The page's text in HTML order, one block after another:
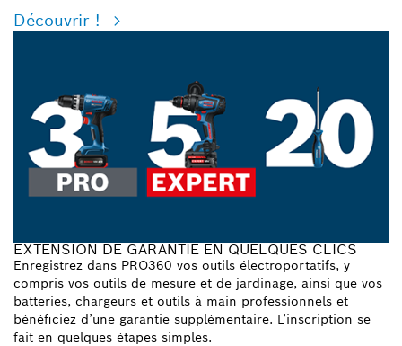
Découvrir !
EXTENSION DE GARANTIE EN QUELQUES CLICS
Enregistrez dans PRO360 vos outils électroportatifs, y
compris vos outils de mesure et de jardinage, ainsi que vos
batteries, chargeurs et outils à main professionnels et
bénéficiez d’une garantie supplémentaire. L’inscription se
fait en quelques étapes simples.